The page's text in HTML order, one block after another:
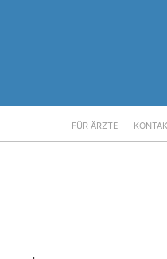
FÜR ÄRZTE